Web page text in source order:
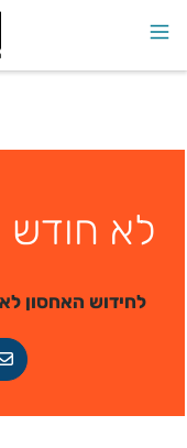
לא חודש
לחידוש האחסון לאתר